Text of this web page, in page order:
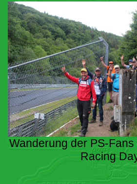
Wanderung der PS-
Racing